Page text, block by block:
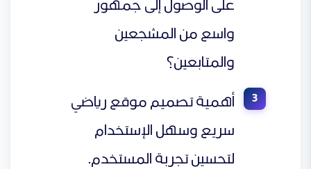
على الوصول إلى جمهور
واسع من المشجعين
والمتابعين؟
أهمية تصميم موقع رياضي
سريع وسهل الإستخدام
لتحسين تجربة المستخدم.